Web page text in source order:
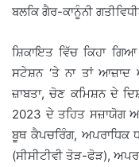
ਬਲਕਿ ਗੈਰ-ਕਾਨੂੰਨੀ
ਸ਼ਿਕਾਇਤ ਵਿੱਚ ਕਿਹਾ
ਸਟੇਸ਼ਨ ‘ਤੇ ਨਾ ਤਾਂ
ਜ਼ਾਬਤਾ, ਚੋਣ ਕਮਿਸ਼ਨ ਦੇ
2023 ਦੇ ਤਹਿਤ ਸਜ਼ਾਯੋਗ
ਬੂਥ ਕੈਪਚਰਿੰਗ, ਅਪਰਾਧਿਕ
(ਸੀਸੀਟੀਵੀ ਤੋੜ-ਫੋੜ),